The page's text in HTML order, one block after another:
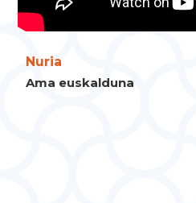
Nuria
Ama euskalduna